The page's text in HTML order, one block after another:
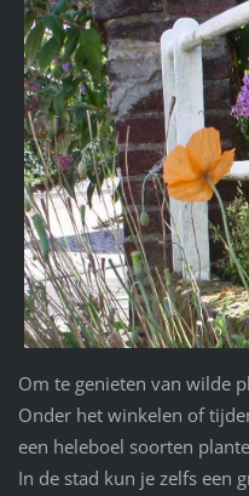
Om te genieten van wilde
Onder het winkelen of
een heleboel soorten
In de stad kun je zelfs een